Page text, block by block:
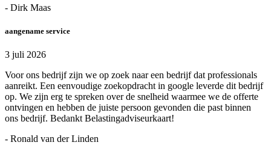
- Dirk Maas
aangename service
3 juli 2026
Voor ons bedrijf zijn we op zoek naar een bedrijf dat professionals
aanreikt. Een eenvoudige zoekopdracht in google leverde dit bedrijf
op. We zijn erg te spreken over de snelheid waarmee we de offerte
ontvingen en hebben de juiste persoon gevonden die past binnen
ons bedrijf. Bedankt Belastingadviseurkaart!
- Ronald van der Linden